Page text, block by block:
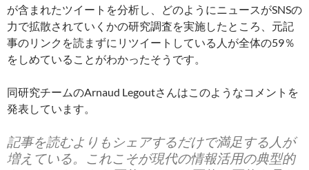
が含まれたツイートを分析し、どのようにニュースがSNSの
力で拡散されていくかの研究調査を実施したところ、元記
事のリンクを読まずにリツイートしている人が全体の59％
をしめていることがわかったそうです。
同研究チームのArnaud Legoutさんはこのようなコメントを
発表しています。
記事を読むよりもシェアするだけで満足する人が
増えている。これこそが現代の情報活用の典型的